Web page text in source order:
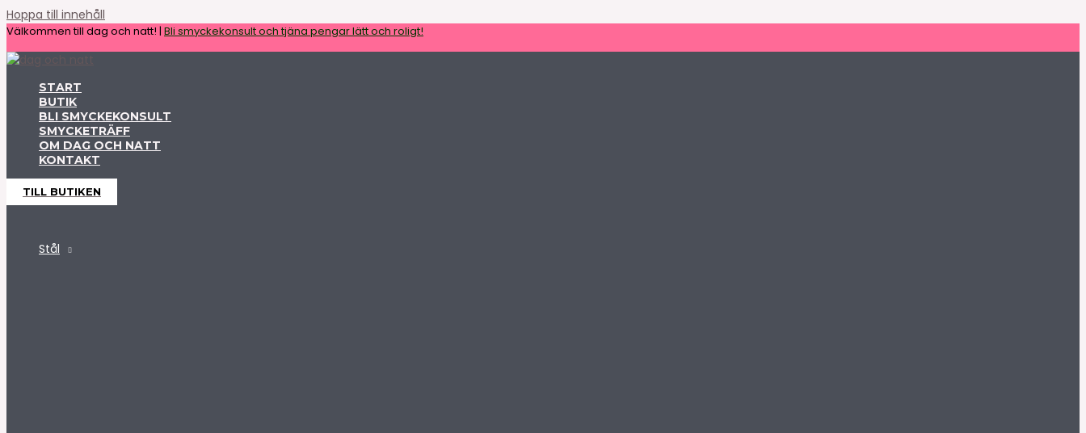
Hoppa till innehåll
Välkommen till dag och natt! | Bli smyckekonsult och tjäna pengar lätt och roligt!
START
BUTIK
BLI SMYCKEKONSULT
SMYCKETRÄFF
OM DAG OCH NATT
KONTAKT
TILL BUTIKEN
Stål